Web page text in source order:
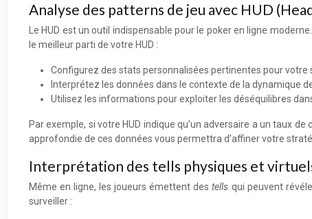
Analyse des patterns de jeu avec HUD
Le HUD est un outil indispensable pour le poker en ligne
le meilleur parti de votre HUD :
Configurez des stats personnalisées pertinentes pour votre
Interprétez les données dans le contexte de la dynamique
Utilisez les informations pour exploiter les déséquilibres
Par exemple, si votre HUD indique qu’un adversaire a un taux
approfondie de ces données vous permettra d’affiner votre
Interprétation des tells physiques et
Même en ligne, les joueurs émettent destells qui peuvent
surveiller :